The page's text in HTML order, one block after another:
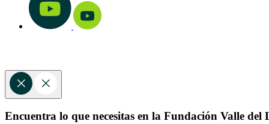
Encuentra lo que necesitas en la Fundación Valle del